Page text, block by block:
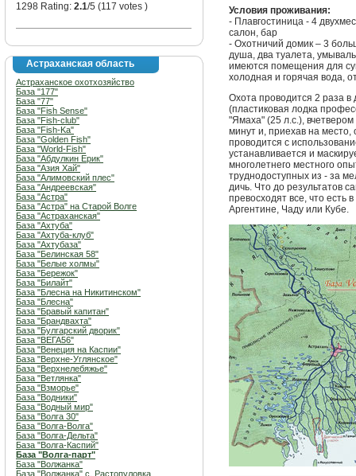
1298 Rating: 2.1/5 (117 votes )
Астраханская область
Астраханское охотхозяйство
База "177"
База "77"
База "Fish Sense"
База "Fish-club"
База "Fish-Ka"
База "Golden Fish"
База "World-Fish"
База "Абдулкин Ерик"
База "Азия Хай"
База "Алимовский плес"
База "Андреевская"
База "Астра"
База "Астра" на Старой Волге
База "Астраханская"
База "Ахтуба"
База "Ахтуба-клуб"
База "Ахтубаза"
База "Белинская 58"
База "Белые холмы"
База "Бережок"
База "Билайт"
База "Блесна на Никитинском"
База "Блесна"
База "Бравый капитан"
База "Брандвахта"
База "Булгарский дворик"
База "ВЕГА56"
База "Венеция на Каспии"
База "Верхне-Углянское"
База "Верхнелебяжье"
База "Ветлянка"
База "Взморье"
База "Водники"
База "Водный мир"
База "Волга 30"
База "Волга-Волга"
База "Волга-Дельта"
База "Волга-Каспий"
База "Волга-парт"
База "Волжанка"
База "Волжанка" с. Растопуловка
Условия проживания:
- Плавгостиница - 4
салон, бар
- Охотничий домик – 3
душа, два туалета,
имеются помещения для
холодная и горячая вода,
Охота проводится 2 раза в
(пластиковая лодка
"Ямаха" (25 л.с.),
минут и, приехав на
проводится с
устанавливается и
многолетнего местного
труднодоступных из - за
дичь. Что до результатов
превосходят все, что есть
Аргентине, Чаду или Кубе.